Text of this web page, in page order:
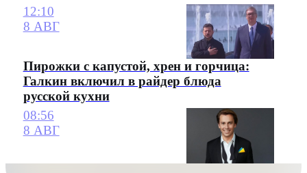
12:10
8 АВГ
Пирожки с капустой, хрен и горчица:
Галкин включил в райдер блюда
русской кухни
08:56
8 АВГ